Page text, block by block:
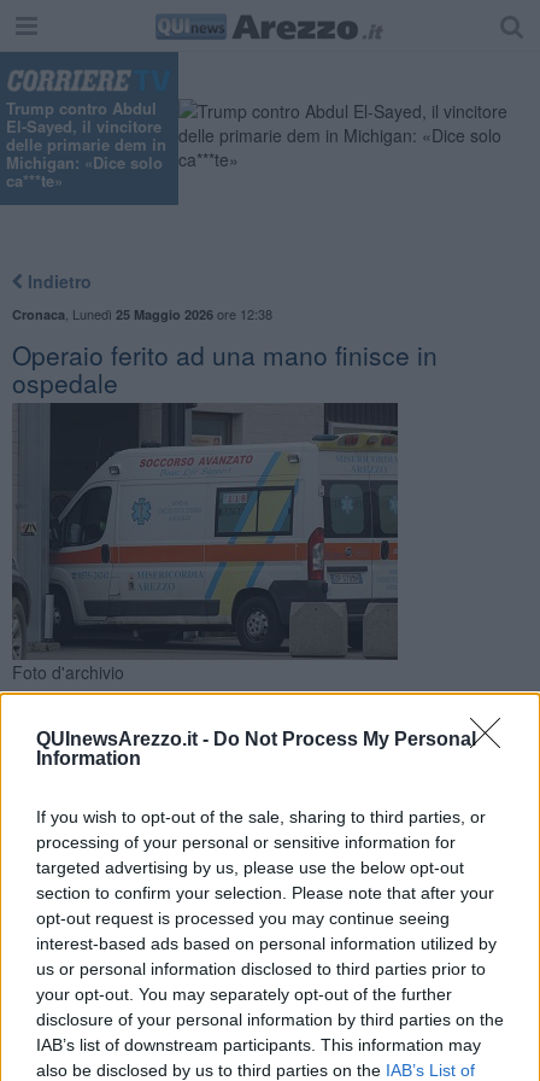
QUInewsArezzo.it - Do Not Process My Personal
Information
If you wish to opt-out of the sale, sharing to third parties, or
processing of your personal or sensitive information for
targeted advertising by us, please use the below opt-out
section to confirm your selection. Please note that after your
opt-out request is processed you may continue seeing
interest-based ads based on personal information utilized by
us or personal information disclosed to third parties prior to
your opt-out. You may separately opt-out of the further
disclosure of your personal information by third parties on the
IAB’s list of downstream participants. This information may
also be disclosed by us to third parties on the IAB’s List of
Trump contro Abdul
El-Sayed, il vincitore
delle primarie dem in
Michigan: «Dice solo
ca***te»
Indietro
Cronaca Lunedì 25 Maggio 2026ore 12:38
Operaio ferito ad una mano finisce in
ospedale
Foto d'archivio
primo mattino. Sul posto col 118 anche forze dell'ordine e
medicina del lavoro
AREZZO —
Un operaio di 60 anni è stato soccorso e portato in
ospedale, stamani ad Arezzo, a seguito di un infortunio sul lavoro
avvenuto in località Indicatore, zona B. L'uomo è rimasto ferito ad
una mano durante il suo turno in azienda.
L'allarme con richiesta di soccorso ha raggiunto la centrale
operativa del 118 della Asl sud est alle poco dopo le 9. Sul luogo
dell'infortunio sono intervenute l'auto infermieristica e l'ambulanza